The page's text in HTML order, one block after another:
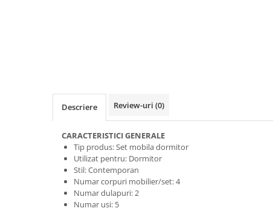
Descriere Review-uri (0)
CARACTERISTICI GENERALE
Tip produs: Set mobila dormitor
Utilizat pentru: Dormitor
Stil: Contemporan
Numar corpuri mobilier/set: 4
Numar dulapuri: 2
Numar usi: 5